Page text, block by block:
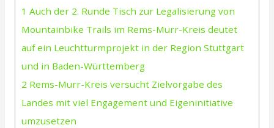
1 Auch der 2. Runde Tisch zur Legalisierung von
Mountainbike Trails im Rems-Murr-Kreis deutet
auf ein Leuchtturmprojekt in der Region Stuttgart
und in Baden-Württemberg
2 Rems-Murr-Kreis versucht Zielvorgabe des
Landes mit viel Engagement und Eigeninitiative
umzusetzen